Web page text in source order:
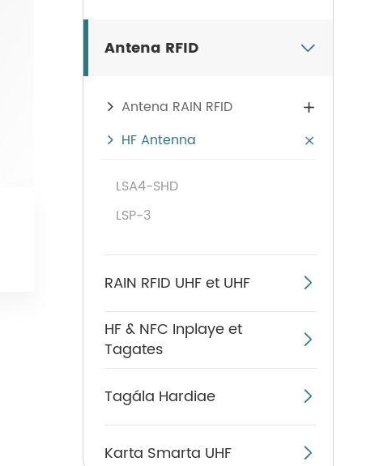
Antena RFID 
Antena RAIN RFID 
HF Antenna 
LSA4-SHD
LSP-3
RAIN RFID UHF et UHF 
HF & NFC Inplaye et
Tagates

Tagála Hardiae 
Karta Smarta UHF 